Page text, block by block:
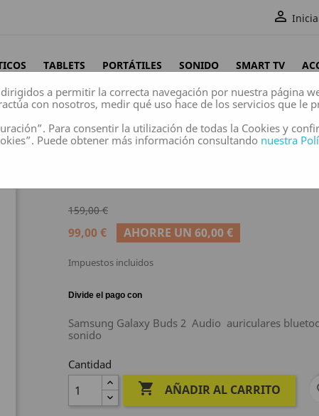

TABLETS PORTÁTILES SONIDO SMART TV
159,00 €
99,00 € AHORRE UN 60,00 €
Impuestos incluidos
Samsung Galaxy Buds 2 Audio auriculares
sonido
Cantidad
 AÑADIR AL CARRITO
a permitir la correcta navegación por nuestra página
con nosotros, medir qué uso hace de los servicios que le
Para consentir la utilización de todas la Cookies y
Puede obtener más información consultando nuestra